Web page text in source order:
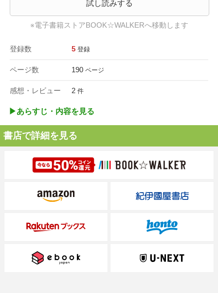
試し読みする
※電子書籍ストアBOOK☆WALKERへ移動します
登録数 5 登録
ページ数 190 ページ
感想・レビュー 2 件
▶︎あらすじ・内容を見る
書店で詳細を見る